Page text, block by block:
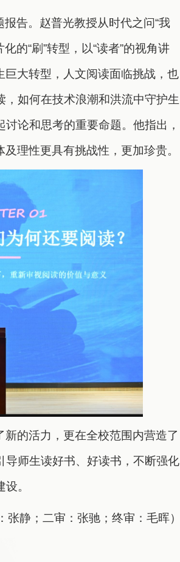
告。赵普光教授从时代之问“我
的“刷”转型，以“读者”的视角讲
大转型，人文阅读面临挑战，也
如何在技术浪潮和洪流中守护生
论和思考的重要命题。他指出，
理性更具有挑战性，更加珍贵。
的活力，更在全校范围内营造了
导师生读好书、好读书，不断强化
。
张静；二审：张驰；终审：毛晖）